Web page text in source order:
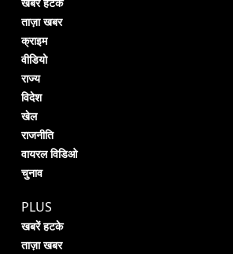
खबरें हटके
ताज़ा खबर
क्राइम
वीडियो
राज्य
विदेश
खेल
राजनीति
वायरल विडिओ
चुनाव
PLUS
खबरें हटके
ताज़ा खबर